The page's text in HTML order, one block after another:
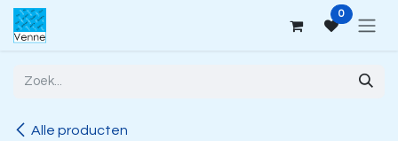
Overslaan naar inhoud 0
Alle producten